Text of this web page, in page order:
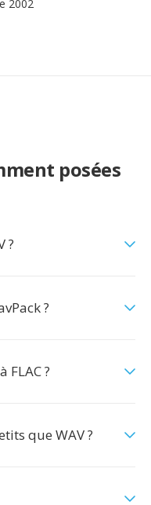
2002
posées
?
?
FLAC ?
que WAV ?